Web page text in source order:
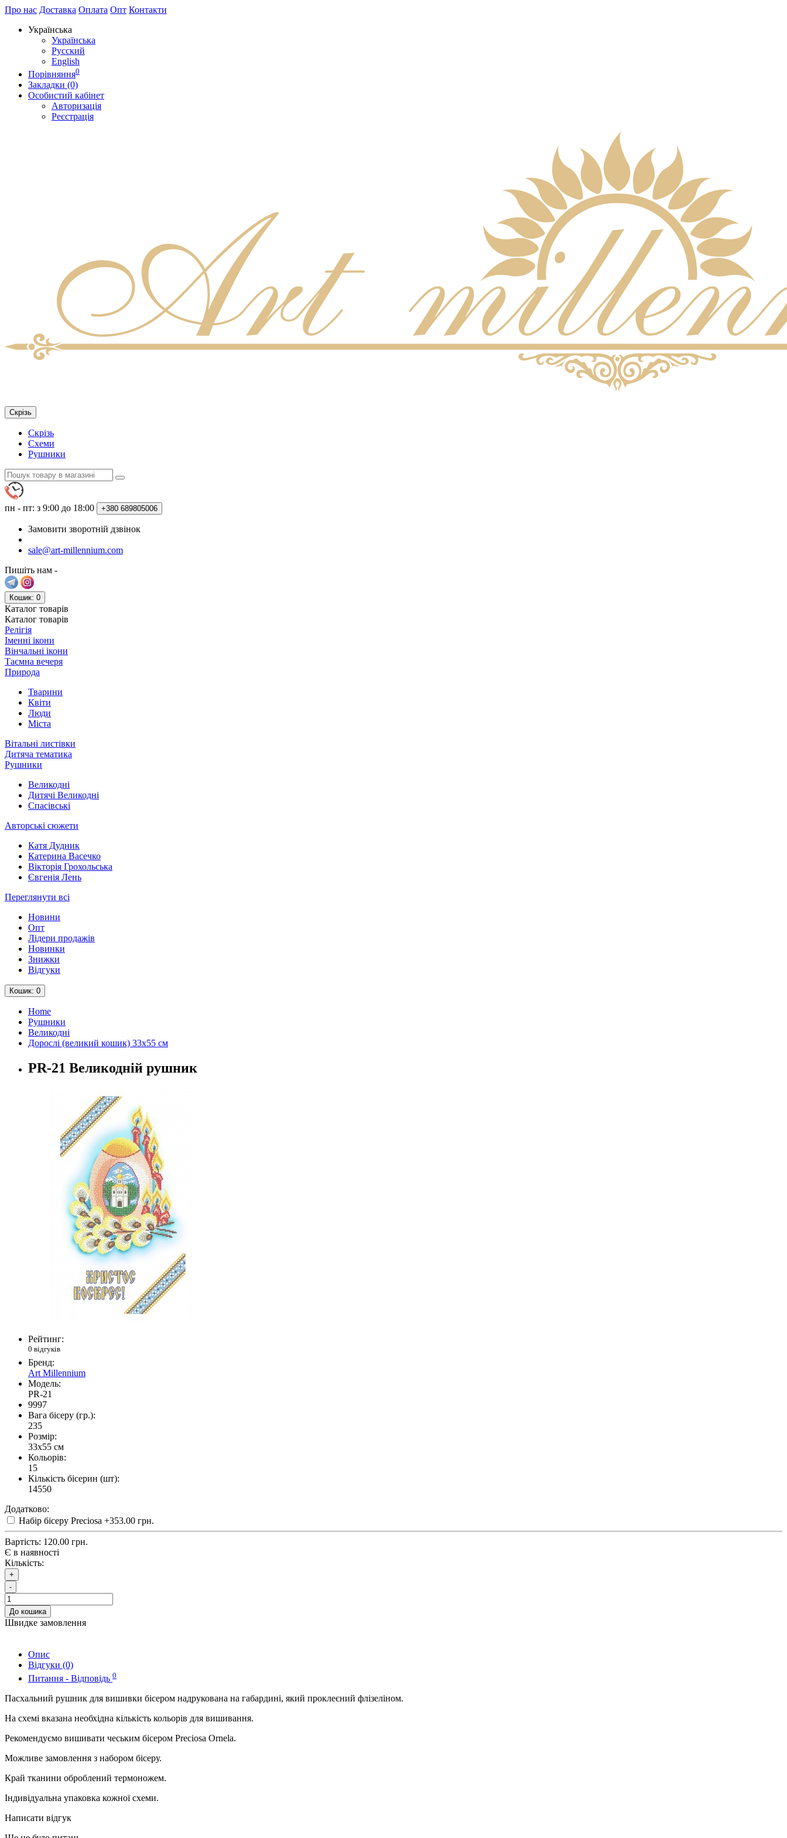
Про нас Доставка Оплата Опт Контакти
Українська
Українська
Русский
English
Порівняння0
Закладки (0)
Особистий кабінет
Авторизація
Реєстрація
Скрізь
Скрізь
Схеми
Рушники
пн - пт: з 9:00 до 18:00 +380 689805006
Замовити зворотній дзвінок
sale@art-millennium.com
Пишіть нам -
Кошик: 0
Каталог товарів
Каталог товарів
Релігія
Іменні ікони
Вінчальні ікони
Таємна вечеря
Природа
Тварини
Квіти
Люди
Міста
Вітальні листівки
Дитяча тематика
Рушники
Великодні
Дитячі Великодні
Спасівські
Авторські сюжети
Катя Дудник
Катерина Васечко
Вікторія Грохольська
Євгенія Лень
Переглянути всі
Новини
Опт
Лідери продажів
Новинки
Знижки
Відгуки
Кошик: 0
Home
Рушники
Великодні
Дорослі (великий кошик) 33х55 см
PR-21 Великодній рушник
Рейтинг:
0 відгуків
Бренд:
Art Millennium
Модель:
PR-21
9997
Вага бісеру (гр.):
235
Розмір:
33x55 см
Кольорів:
15
Кількість бісерин (шт):
14550
Додатково:
Набір бісеру Preciosa +353.00 грн.
Вартість: 120.00 грн.
Є в наявності
Кількість:
+
-
До кошика
Швидке замовлення
Опис
Відгуки (0)
Питання - Відповідь 0
Пасхальний рушник для вишивки бісером надрукована на габардині, який проклеєний флізеліном.
На схемі вказана необхідна кількість кольорів для вишивання.
Рекомендуємо вишивати чеським бісером Preciosa Ornela.
Можливе замовлення з набором бісеру.
Край тканини оброблений термоножем.
Індивідуальна упаковка кожної схеми.
Написати відгук